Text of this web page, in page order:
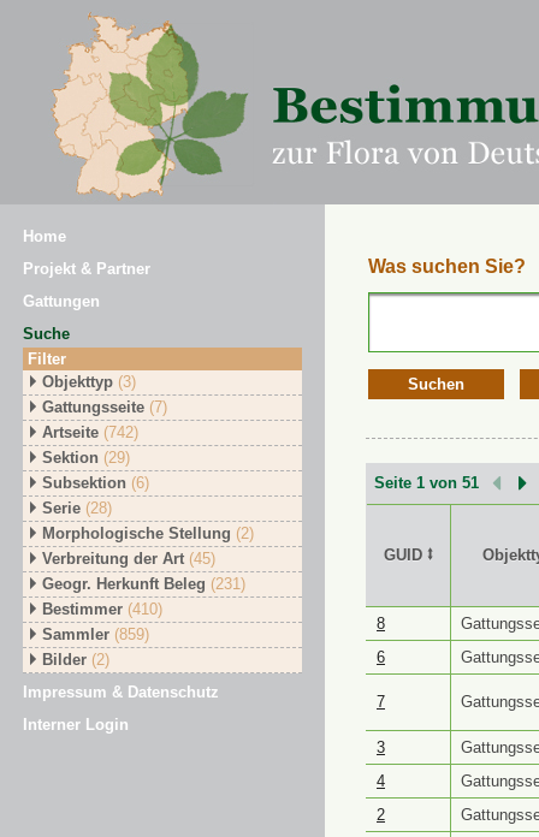
Home
Projekt & Partner
Gattungen
Suche
Filter
Objekttyp (3)
Gattungsseite (7)
Artseite (742)
Sektion (29)
Subsektion (6)
Serie (28)
Morphologische Stellung (2)
Verbreitung der Art (45)
Geogr. Herkunft Beleg (231)
Bestimmer (410)
Sammler (859)
Bilder (2)
Impressum & Datenschutz
Interner Login
Was suchen Sie?
Suchen
Seite 1 von 51
GUID ⭥
GUID ⭥
8
6
7
3
4
2